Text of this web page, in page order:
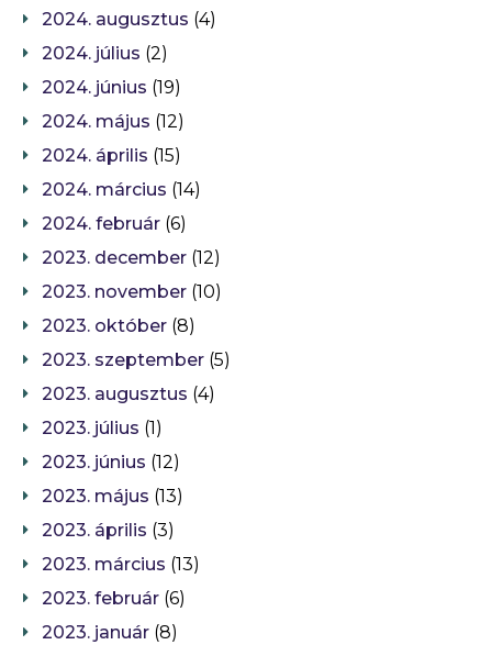
2024. augusztus (4)
2024. július (2)
2024. június (19)
2024. május (12)
2024. április (15)
2024. március (14)
2024. február (6)
2023. december (12)
2023. november (10)
2023. október (8)
2023. szeptember (5)
2023. augusztus (4)
2023. július (1)
2023. június (12)
2023. május (13)
2023. április (3)
2023. március (13)
2023. február (6)
2023. január (8)